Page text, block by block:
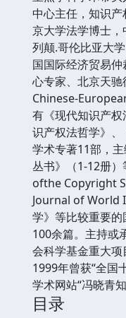
中心主任，知识
京大学法学博士
列颠.哥伦比亚大
国国际经济贸易
心专家、北京天
Chinese-
有《现代知识产
识产权法哲学》
学术专著11部，
丛书》（1-12册
ofthe Copyright
Journal of World
学》等比较重要
100余篇。主持或
会科学基金重大项
1999年曾获“全国
学术网站“冯晓青知
目录